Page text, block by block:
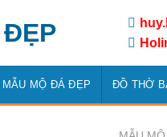
MẪU MỘ ĐÁ ĐẸP ĐỒ THỜ